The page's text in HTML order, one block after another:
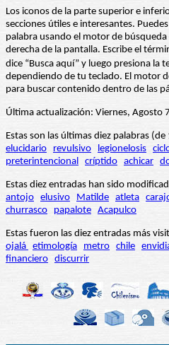
Los iconos de la parte superior e
secciones útiles e interesantes.
palabra usando el motor de
derecha de la pantalla. Escribe el
dice “Busca aquí” y luego presiona
dependiendo de tu teclado. El motor
para buscar contenido dentro de las
Última actualización: Viernes, Agosto
Estas son las últimas diez palabras
elucidario
revulsivo legionelosis
preterintencional críptido achicar
Estas diez entradas han sido
antojo elusivo Matilde atleta
churrasco
papalote Acapulco
Estas fueron las diez entradas más
ojalá etimología metro chile
financiero discurrir